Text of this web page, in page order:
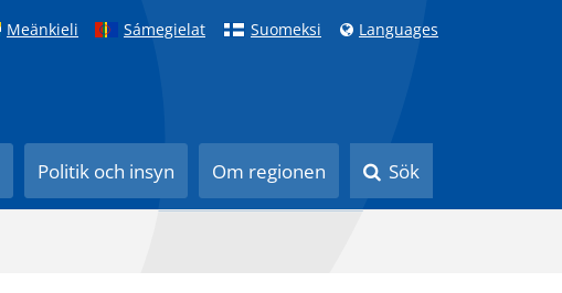
Meänkieli Sámegielat Suomeksi Languages
Politik och insyn Om regionen Sök